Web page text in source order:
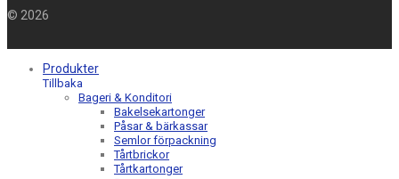
© 2026
Produkter
Tillbaka
Bageri & Konditori
Bakelsekartonger
Påsar & bärkassar
Semlor förpackning
Tårtbrickor
Tårtkartonger